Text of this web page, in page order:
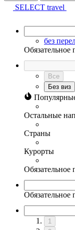
SELECT travel
без
Обязательное
Все
Без виз
Остальные
Страны
Курорты
Обязательное
Обязательное
1